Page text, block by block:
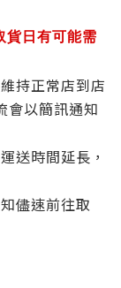
貨日有可能需
持正常店到店
會以簡訊通知
送時間延長，
儘速前往取